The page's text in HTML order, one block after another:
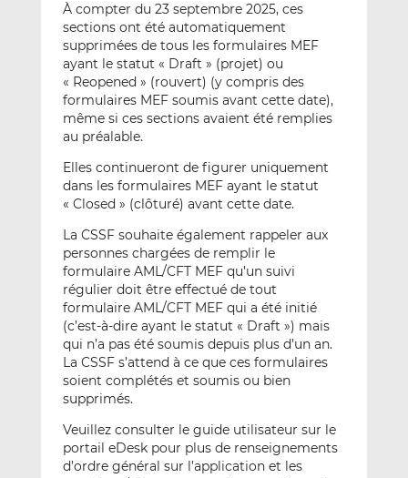
À compter du 23 septembre 2025, ces
sections ont été automatiquement
supprimées de tous les formulaires MEF
ayant le statut « Draft » (projet) ou
« Reopened » (rouvert) (y compris des
formulaires MEF soumis avant cette date),
même si ces sections avaient été remplies
au préalable.
Elles continueront de figurer uniquement
dans les formulaires MEF ayant le statut
« Closed » (clôturé) avant cette date.
La CSSF souhaite également rappeler aux
personnes chargées de remplir le
formulaire AML/CFT MEF qu’un suivi
régulier doit être effectué de tout
formulaire AML/CFT MEF qui a été initié
(c’est-à-dire ayant le statut « Draft ») mais
qui n’a pas été soumis depuis plus d’un an.
La CSSF s’attend à ce que ces formulaires
soient complétés et soumis ou bien
supprimés.
Veuillez consulter le guide utilisateur sur le
portail eDesk pour plus de renseignements
d’ordre général sur l’application et les